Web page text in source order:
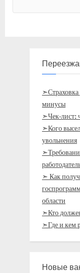
минусы
➣Чек-лист:
➣Кого
увольнения
➣ Как
области
➣Кто
➣Где и кем
Новые